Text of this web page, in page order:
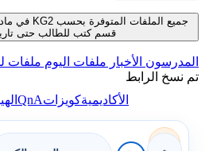
قسم كتب للطالب حتى تاريخ 09-08-
المدرسون الأخبار ملفات اليوم ملفات
تم نسخ الرابط
الأكاديميةكويزاتQnA